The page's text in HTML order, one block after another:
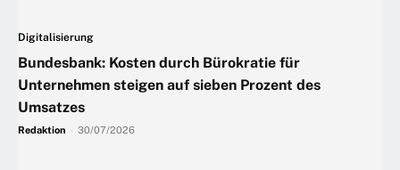
Digitalisierung
Bundesbank: Kosten durch Bürokratie für
Unternehmen steigen auf sieben Prozent des
Umsatzes
Redaktion 30/07/2026